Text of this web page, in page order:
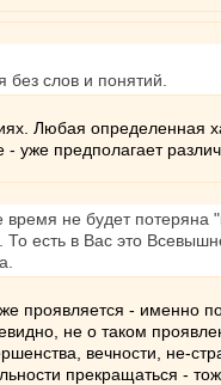
слов и понятий.
Любая
предполагает
не будет
То есть в Вас это
проявляется - именно
не о таком
вечности, не-
прекращаться -